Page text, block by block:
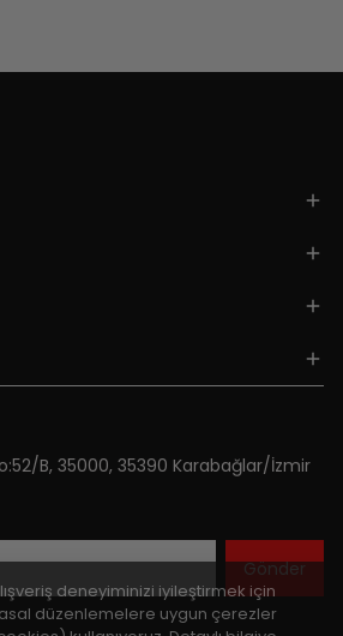
deneyiminizi iyileştirmek için
düzenlemelere uygun çerezler
B, 35000, 35390 Karabağlar/İzmir
Gönder